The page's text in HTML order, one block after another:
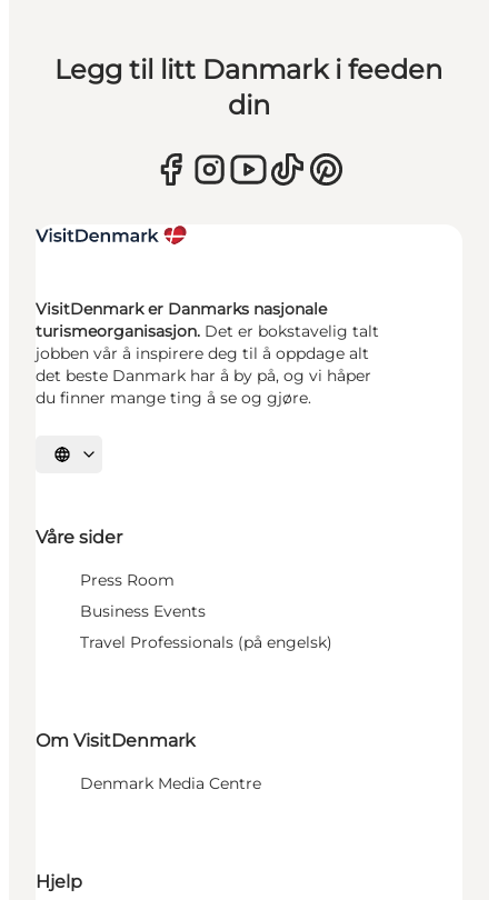
Legg til litt Danmark i feeden
din
VisitDenmark er Danmarks nasjonale
turismeorganisasjon. Det er bokstavelig talt
jobben vår å inspirere deg til å oppdage alt
det beste Danmark har å by på, og vi håper
du finner mange ting å se og gjøre.
Velg språk
Våre sider
Press Room
Business Events
Travel Professionals (på engelsk)
Om VisitDenmark
Denmark Media Centre
Hjelp